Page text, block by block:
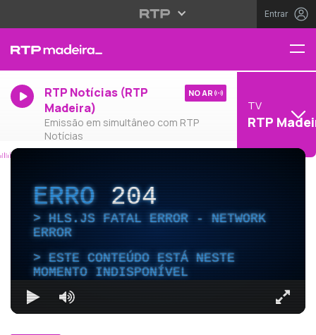
Entrar
RTP Notícias (RTP
Madeira)
Emissão em simultâneo com RTP
Notícias
NO AR
TV
RTP
ERRO204
HLS.JS FATAL ERROR - NETWORK
ERROR
ESTE CONTEÚDO ESTÁ NESTE
MOMENTO INDISPONÍVEL